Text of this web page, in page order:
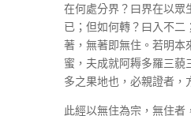
在何處分界？曰界在以眾
已；但如何轉？曰入不二
著，無著即無住。若明本
蜜，夫成就阿耨多羅三藐
多之果地也，必親證者，
此經以無住為宗，無住者